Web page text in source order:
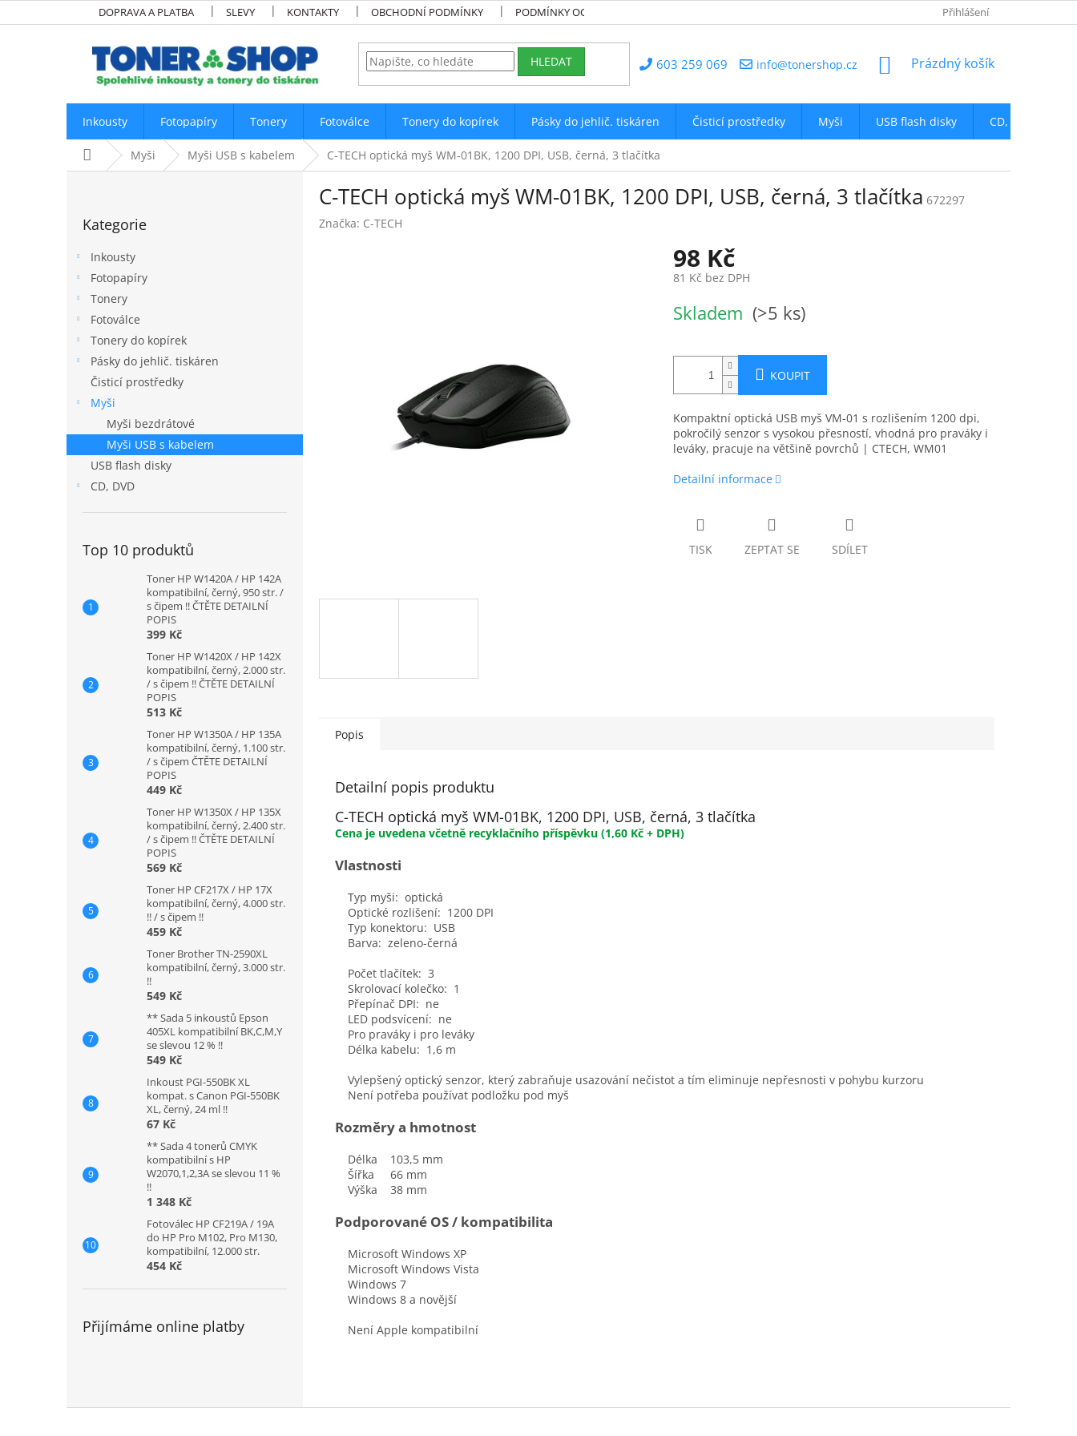
na
DOPRAVA A PLATBA SLEVY KONTAKTY OBCHODNÍ PODMÍNKY PODMÍNKY OCHRANY OSOBNÍCH ÚDAJŮ Přihlášení
HLEDAT 603 259 069 info@tonershop.cz
NÁKUPNÍ
Prázdný košík
Inkousty Fotopapíry Tonery Fotoválce Tonery do kopírek Pásky do jehlič. tiskáren Čisticí prostředky Myši USB flash disky CD, DVD
Domů Myši Myši USB s kabelem C-TECH optická myš WM-01BK, 1200 DPI, USB, černá, 3 tlačítka
kategorie
Kategorie
Inkousty
Fotopapíry
Tonery
Fotoválce
Tonery do kopírek
Pásky do jehlič. tiskáren
Čisticí prostředky
Myši
Myši bezdrátové
Myši USB s kabelem
USB flash disky
CD, DVD
Top 10 produktů
Toner HP W1420A / HP 142A
kompatibilní, černý, 950 str. /
s čipem !! ČTĚTE DETAILNÍ
POPIS
399 Kč
Toner HP W1420X / HP 142X
kompatibilní, černý, 2.000 str.
/ s čipem !! ČTĚTE DETAILNÍ
POPIS
513 Kč
Toner HP W1350A / HP 135A
kompatibilní, černý, 1.100 str.
/ s čipem ČTĚTE DETAILNÍ
POPIS
449 Kč
Toner HP W1350X / HP 135X
kompatibilní, černý, 2.400 str.
/ s čipem !! ČTĚTE DETAILNÍ
POPIS
569 Kč
Toner HP CF217X / HP 17X
kompatibilní, černý, 4.000 str.
!! / s čipem !!
459 Kč
Toner Brother TN-2590XL
kompatibilní, černý, 3.000 str.
!!
549 Kč
** Sada 5 inkoustů Epson
405XL kompatibilní BK,C,M,Y
se slevou 12 % !!
549 Kč
Inkoust PGI-550BK XL
kompat. s Canon PGI-550BK
XL, černý, 24 ml !!
67 Kč
** Sada 4 tonerů CMYK
kompatibilní s HP
W2070,1,2,3A se slevou 11 %
!!
1 348 Kč
Fotoválec HP CF219A / 19A
do HP Pro M102, Pro M130,
kompatibilní, 12.000 str.
454 Kč
Přijímáme online platby
C-TECH optická myš WM-01BK, 1200 DPI, USB, černá, 3 tlačítka 672297
Značka: C-TECH
98 Kč
81 Kč bez DPH
cena:
Skladem (>5 ks)
KOUPIT
Kompaktní optická USB myš VM-01 s rozlišením 1200 dpi,
pokročilý senzor s vysokou přesností, vhodná pro praváky i
leváky, pracuje na většině povrchů | CTECH, WM01
Detailní informace
TISK ZEPTAT SE SDÍLET
Popis
Detailní popis produktu
C-TECH optická myš WM-01BK, 1200 DPI, USB, černá, 3 tlačítka
Cena je uvedena včetně recyklačního příspěvku (1,60 Kč + DPH)
Vlastnosti
Typ myši: optická
Optické rozlišení: 1200 DPI
Typ konektoru: USB
Barva: zeleno-černá
Počet tlačítek: 3
Skrolovací kolečko: 1
Přepínač DPI: ne
LED podsvícení: ne
Pro praváky i pro leváky
Délka kabelu: 1,6 m
Vylepšený optický senzor, který zabraňuje usazování nečistot a tím eliminuje nepřesnosti v pohybu kurzoru
Není potřeba používat podložku pod myš
Rozměry a hmotnost
Délka 103,5 mm
Šířka 66 mm
Výška 38 mm
Podporované OS / kompatibilita
Microsoft Windows XP
Microsoft Windows Vista
Windows 7
Windows 8 a novější
Není Apple kompatibilní